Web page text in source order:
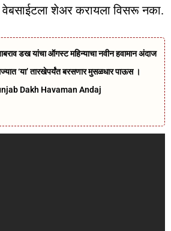
वेबसाईटला शेअर करायला विसरू नका.
डख यांचा ऑगस्ट महिन्याचा नवीन हवामान अंदाज
‘या’ तारखेपर्यंत बरसणार मुसळधार पाऊस ।
Dakh Havaman Andaj